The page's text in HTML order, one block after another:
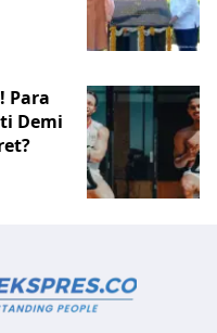
Para
Demi